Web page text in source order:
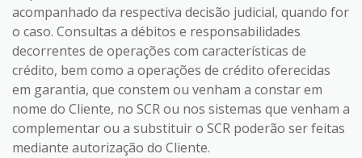
acompanhado da respectiva decisão judicial, quando for
o caso. Consultas a débitos e responsabilidades
decorrentes de operações com características de
crédito, bem como a operações de crédito oferecidas
em garantia, que constem ou venham a constar em
nome do Cliente, no SCR ou nos sistemas que venham a
complementar ou a substituir o SCR poderão ser feitas
mediante autorização do Cliente.